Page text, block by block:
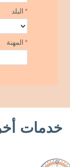
خدمات